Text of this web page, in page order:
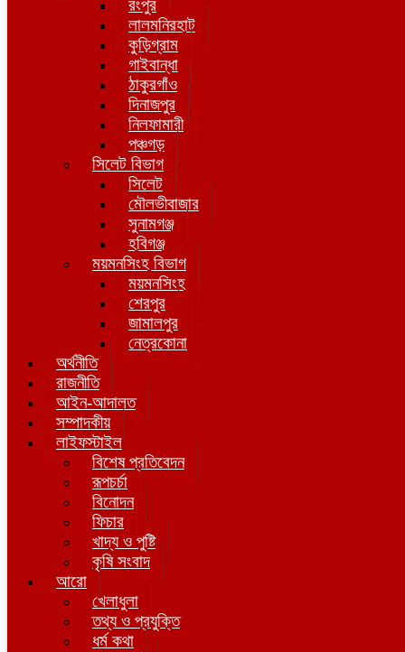
রংপুর
লালমনিরহাট
কুড়িগ্রাম
গাইবান্ধা
ঠাকুরগাঁও
দিনাজপুর
নিলফামারী
পঞ্চগড়
সিলেট বিভাগ
সিলেট
মৌলভীবাজার
সুনামগঞ্জ
হবিগঞ্জ
ময়মনসিংহ বিভাগ
ময়মনসিংহ
শেরপুর
জামালপুর
নেত্রকোনা
অর্থনীতি
রাজনীতি
আইন-আদালত
সম্পাদকীয়
লাইফস্টাইল
বিশেষ প্রতিবেদন
রূপচর্চা
বিনোদন
ফিচার
খাদ্য ও পুষ্টি
কৃষি সংবাদ
আরো
খেলাধুলা
তথ্য ও প্রযুক্তি
ধর্ম কথা